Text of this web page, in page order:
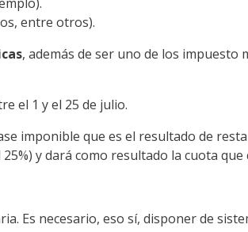
entre otros).
, además de ser uno de los
el 1 y el 25 de julio.
imponible que es el resultado de
y dará como resultado la cuota
Es necesario, eso sí, disponer de